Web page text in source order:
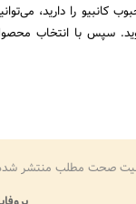
کانبیو را دارید،
سپس با انتخاب
صحت مطلب منتشر